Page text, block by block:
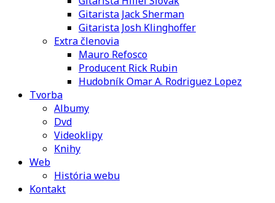
Gitarista Jack Sherman
Gitarista Josh Klinghoffer
Extra členovia
Mauro Refosco
Producent Rick Rubin
Hudobník Omar A. Rodriguez Lopez
Tvorba
Albumy
Dvd
Videoklipy
Knihy
Web
História webu
Kontakt